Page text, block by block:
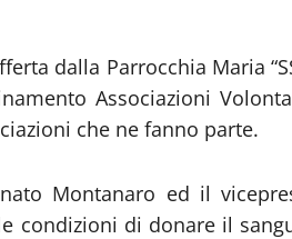
dalla Parrocchia Maria
Associazioni
che ne fanno parte.
Montanaro ed il
condizioni di donare il